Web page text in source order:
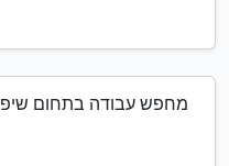
מחפש עבודה בתחום